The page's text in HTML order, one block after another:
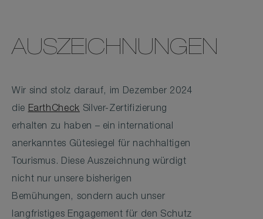
AUSZEICHNUNGEN
Wir sind stolz darauf, im Dezember 2024
die EarthCheck Silver-Zertifizierung
erhalten zu haben – ein international
anerkanntes Gütesiegel für nachhaltigen
Tourismus. Diese Auszeichnung würdigt
nicht nur unsere bisherigen
Bemühungen, sondern auch unser
langfristiges Engagement für den Schutz